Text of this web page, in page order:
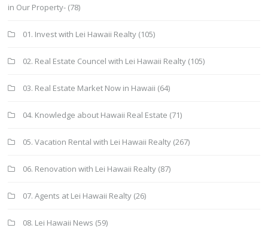
in Our Property- (78)
01. Invest with Lei Hawaii Realty (105)
02. Real Estate Councel with Lei Hawaii Realty (105)
03. Real Estate Market Now in Hawaii (64)
04. Knowledge about Hawaii Real Estate (71)
05. Vacation Rental with Lei Hawaii Realty (267)
06. Renovation with Lei Hawaii Realty (87)
07. Agents at Lei Hawaii Realty (26)
08. Lei Hawaii News (59)